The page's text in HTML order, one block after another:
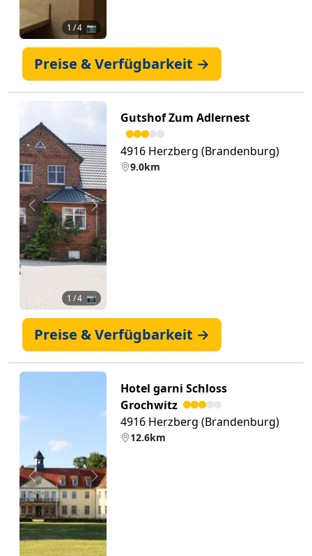
1 / 4 📷
Preise & Verfügbarkeit →
Zurück Weiter
1 / 4 📷
Gutshof Zum Adlernest
4916 Herzberg (Brandenburg)
9.0km
Preise & Verfügbarkeit →
Zurück Weiter
Hotel garni Schloss
Grochwitz
4916 Herzberg (Brandenburg)
12.6km